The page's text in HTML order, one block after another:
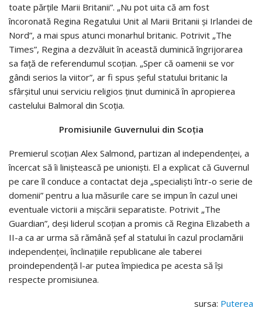
toate părţile Marii Britanii”. „Nu pot uita că am fost
încoronată Regina Regatului Unit al Marii Britanii şi Irlandei de
Nord”, a mai spus atunci monarhul britanic. Potrivit „The
Times”, Regina a dezvăluit în această duminică îngrijorarea
sa faţă de referendumul scoţian. „Sper că oamenii se vor
gândi serios la viitor”, ar fi spus şeful statului britanic la
sfârşitul unui serviciu religios ţinut duminică în apropierea
castelului Balmoral din Scoţia.
Promisiunile Guvernului din Scoţia
Premierul scoţian Alex Salmond, partizan al independenţei, a
încercat să îi liniştească pe unionişti. El a explicat că Guvernul
pe care îl conduce a contactat deja „specialişti într-o serie de
domenii” pentru a lua măsurile care se impun în cazul unei
eventuale victorii a mişcării separatiste. Potrivit „The
Guardian”, deşi liderul scoţian a promis că Regina Elizabeth a
II-a ca ar urma să rămână şef al statului în cazul proclamării
independenţei, înclinaţiile republicane ale taberei
proindependenţă l-ar putea împiedica pe acesta să îşi
respecte promisiunea.
sursa: Puterea